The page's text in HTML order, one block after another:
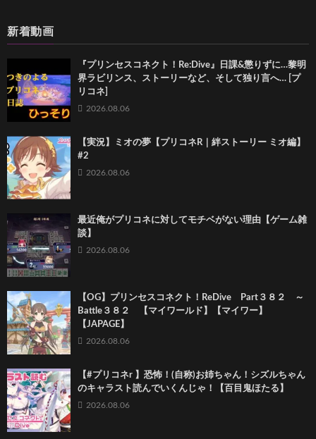
新着動画
『プリンセスコネクト！Re:Dive』日課&懲りずに…黎明
界ラビリンス、ストーリーなど、そして独り言へ… [プ
リコネ]
2026.08.06
【実況】ミオの夢【プリコネR｜絆ストーリー ミオ編】
#2
2026.08.06
最近俺がプリコネに対してモチベがない理由【ゲーム雑
談】
2026.08.06
【OG】プリンセスコネクト！ReDive Part３８２ ～
Battle３８２ 【マイワールド】【マイワー】
【JAPAGE】
2026.08.06
【#プリコネr 】恐怖！(自称)お姉ちゃん！シズルちゃん
のキャラスト読んでいくんじゃ！【百目鬼ほたる】
2026.08.06